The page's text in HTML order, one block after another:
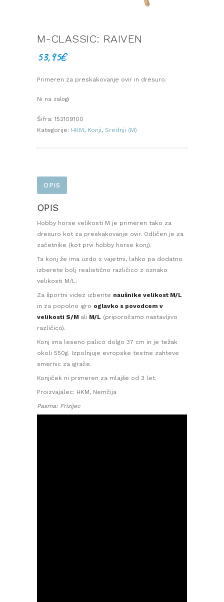
M-CLASSIC: RAIVEN
53,95€
Primeren za preskakovanje ovir in dresuro.
Ni na zalogi
Šifra: 152109100
Kategorije: HKM, Konji, Srednji (M)
OPIS
OPIS
Hobby horse velikosti M je primeren tako za
dresuro kot za preskakovanje ovir. Odličen je za
začetnike (kot prvi hobby horse konj).
Ta konj že ima uzdo z vajetmi, lahko pa dodatno
izberete bolj realistično različico z oznako
velikosti M/L.
Za športni videz izberite naušnike velikost M/L
in za popolno igro oglavko s povodcem v
velikosti S/M ali M/L (priporočamo nastavljivo
različico).
Konj ima leseno palico dolgo 37 cm in je težak
okoli 550g. Izpolnjuje evropske testne zahteve
smernic za igrače.
Konjiček ni primeren za mlajše od 3 let.
Proizvajalec: HKM, Nemčija
Pasma: Frizijec